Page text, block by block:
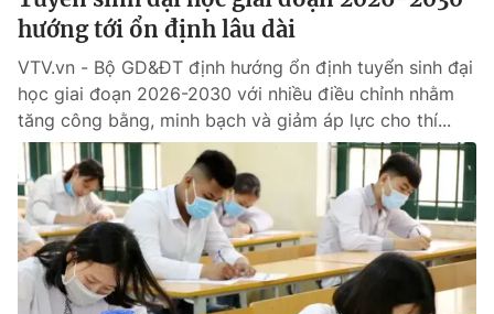
thông tin từ website này.
hướng tới ổn định lâu dài
VTV.vn - Bộ GD&ĐT định hướng ổn định tuyển sinh đại
học giai đoạn 2026-2030 với nhiều điều chỉnh nhằm
tăng công bằng, minh bạch và giảm áp lực cho thí...